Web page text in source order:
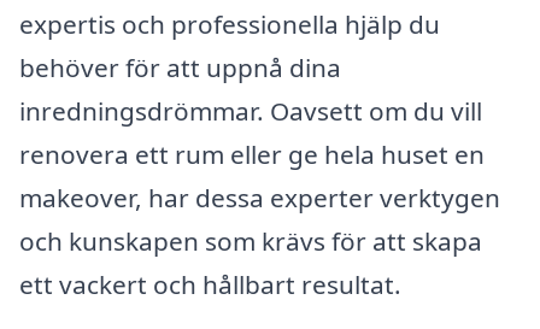
expertis och professionella hjälp du
behöver för att uppnå dina
inredningsdrömmar. Oavsett om du vill
renovera ett rum eller ge hela huset en
makeover, har dessa experter verktygen
och kunskapen som krävs för att skapa
ett vackert och hållbart resultat.